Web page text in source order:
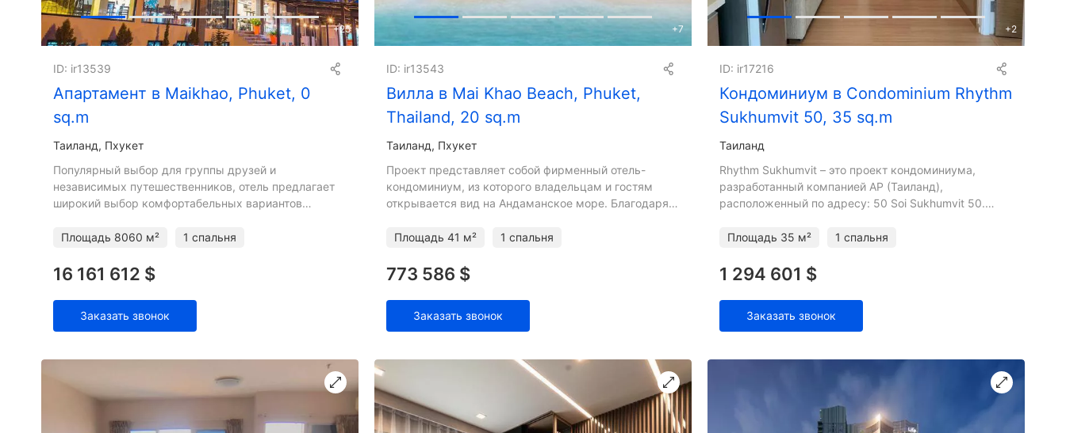
+25
Апартамент в Maikhao, Phuket, 0
sq.m
ID: ir13539
Таиланд, Пхукет
Популярный выбор для группы друзей и
независимых путешественников, отель предлагает
широкий выбор комфортабельных вариантов
пляжем Майхао, 11-километровой
Площадь 8060 м² 1 спальня
16 161 612 $
Заказать звонок
+7
Вилла в Mai Khao Beach, Phuket,
Thailand, 20 sq.m
ID: ir13543
Таиланд, Пхукет
Проект представляет собой фирменный отель-
кондоминиум, из которого владельцам и гостям
открывается вид на Андаманское море. Благодаря
все резиденции смог
Площадь 41 м² 1 спальня
773 586 $
Заказать звонок
+2
Кондоминиум в Condominium Rhythm
Sukhumvit 50, 35 sq.m
ID: ir17216
Таиланд
Rhythm Sukhumvit – это проект кондоминиума,
разработанный компанией AP (Таиланд),
расположенный по адресу: 50 Soi Sukhumvit 50.
2013 году. Кондоминиум с
Площадь 35 м² 1 спальня
1 294 601 $
Заказать звонок